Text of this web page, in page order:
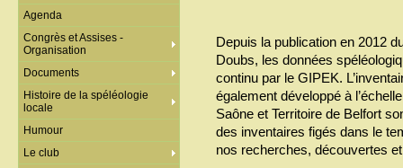
Depuis la publication en 2012
Doubs, les données
continu par le GIPEK.
également développé à
Saône et Territoire de Belfort
des inventaires figés dans le
nos recherches, découvertes
Agenda
Congrès et Assises -
Organisation
Documents
Histoire de la spéléologie
locale
Humour
Le club